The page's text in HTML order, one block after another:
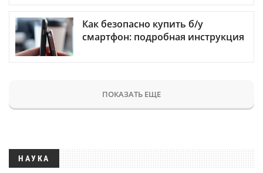
Как безопасно купить б/у
смартфон: подробная инструкция
ПОКАЗАТЬ ЕЩЕ
НАУКА